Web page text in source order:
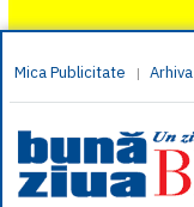
Mica Publicitate | Arhiva